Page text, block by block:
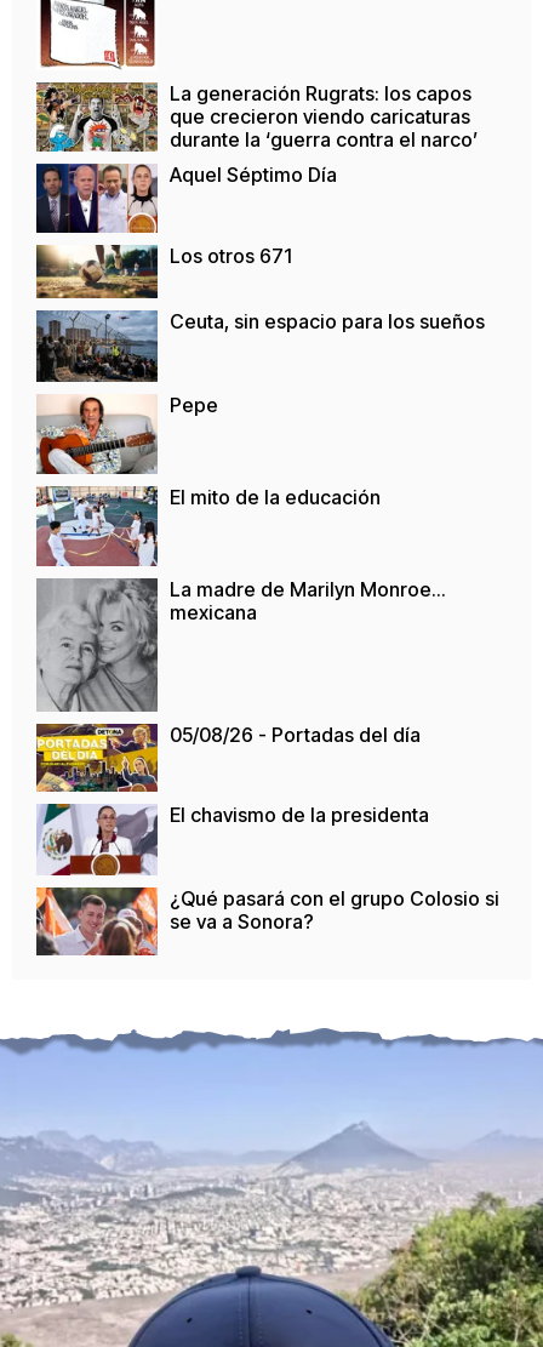
La generación Rugrats: los capos
que crecieron viendo caricaturas
durante la ‘guerra contra el narco’
Aquel Séptimo Día
Los otros 671
Ceuta, sin espacio para los sueños
Pepe
El mito de la educación
La madre de Marilyn Monroe…
mexicana
05/08/26 - Portadas del día
El chavismo de la presidenta
¿Qué pasará con el grupo Colosio si
se va a Sonora?